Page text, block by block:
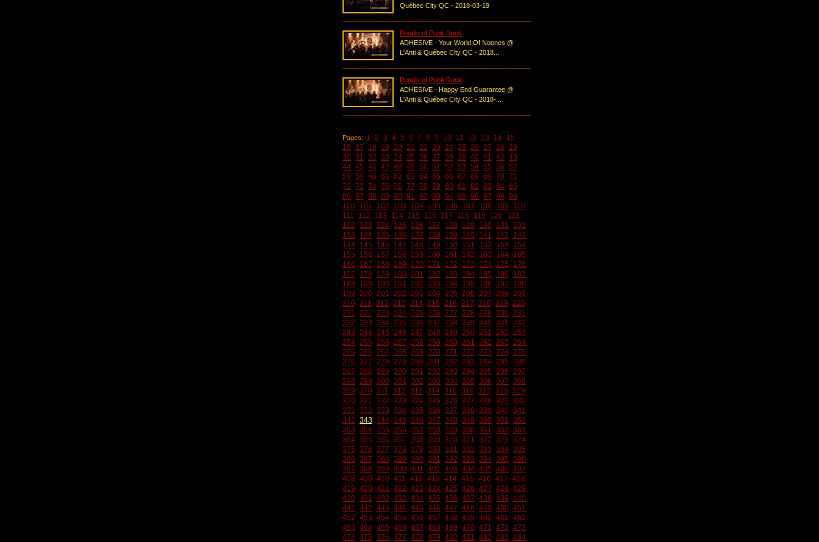
Québec City QC - 2018-03-19
People of Punk Rock
ADHESIVE - Your World Of Noones @
L'Anti & Québec City QC - 2018...
People of Punk Rock
ADHESIVE - Happy End Guarantee @
L'Anti & Québec City QC - 2018-...
Pages: 1 2 3 4 5 6 7 8 9 10 11 12 13 14 15
16
17 18 19 20 21 22 23 24 25 26 27 28 29
30 31 32 33 34 35 36 37 38 39 40 41 42 43
44 45 46 47 48 49 50 51 52 53 54 55 56 57
58 59 60 61 62 63 64 65 66 67 68 69 70 71
72 73 74 75 76 77 78 79 80 81 82 83 84 85
86 87 88 89 90 91 92 93 94 95 96 97 98 99
100 101 102 103 104 105 106 107 108 109
110
111
112 113 114 115 116 117 118 119 120 121
122
123 124 125 126 127 128 129 130 131
132
133
134 135 136 137 138 139 140 141 142
143
144 145 146 147 148 149 150 151 152 153
154
155
156 157 158 159 160 161 162 163 164 165
166
167 168 169 170 171 172 173 174 175
176
177
178 179 180 181 182 183 184 185 186
187
188
189 190 191 192 193 194 195 196 197
198
199 200 201 202 203 204 205 206 207 208 209
210 211 212 213 214 215 216 217 218 219 220
221 222 223 224 225 226 227 228 229 230 231
232 233 234 235 236 237 238 239 240 241 242
243 244 245 246 247 248 249 250 251 252 253
254 255 256 257 258 259 260 261 262 263 264
265 266 267 268 269 270 271 272 273 274 275
276 277 278 279 280 281 282 283 284 285 286
287 288 289 290 291 292 293 294 295 296 297
298 299 300 301 302 303 304 305 306 307 308
309 310 311 312 313 314 315 316 317 318 319
320 321 322 323 324 325 326 327 328 329 330
331 332 333 334 335 336 337 338 339 340 341
342 343 344 345 346 347 348 349 350 351 352
353 354 355 356 357 358 359 360 361 362 363
364 365 366 367 368 369 370 371 372 373 374
375 376 377 378 379 380 381 382 383 384 385
386 387 388 389 390 391 392 393 394 395 396
397 398 399 400 401 402 403 404 405 406 407
408 409 410 411 412 413 414 415 416 417 418
419 420 421 422 423 424 425 426 427 428 429
430 431 432 433 434 435 436 437 438 439 440
441 442 443 444 445 446 447 448 449 450 451
452 453 454 455 456 457 458 459 460 461 462
463 464 465 466 467 468 469 470 471 472 473
474 475 476 477 478 479 480 481 482 483 484